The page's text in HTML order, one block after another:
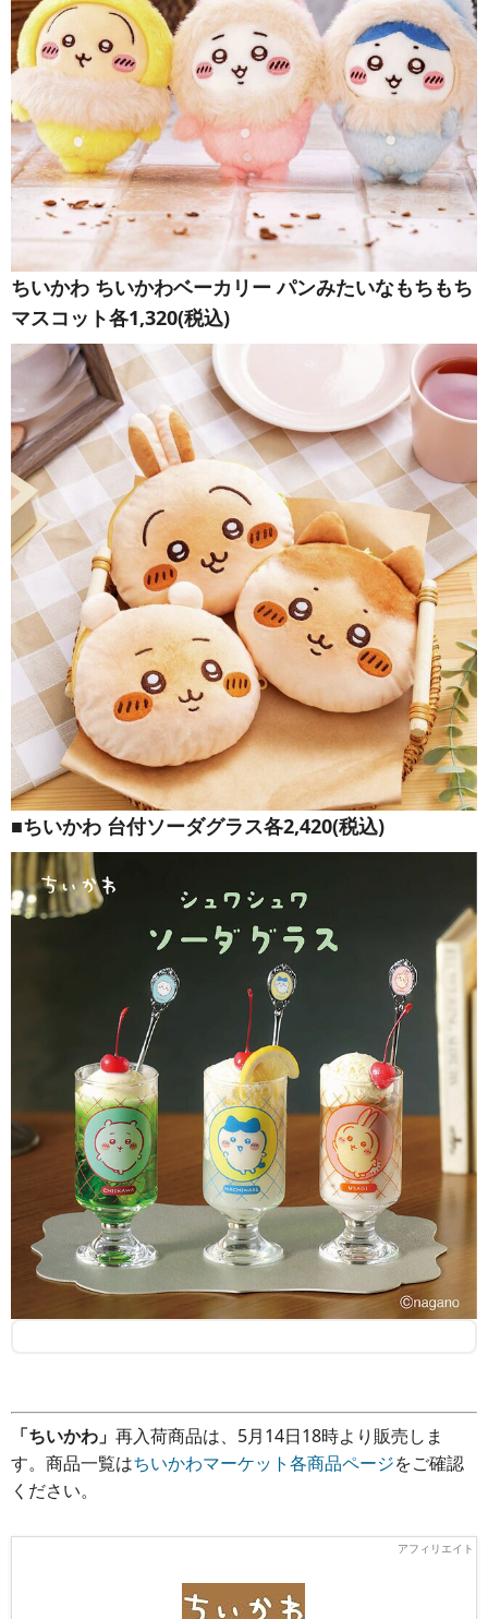
ちいかわ ちいかわベーカリー パンみたいなもちもち
マスコット各1,320(税込)
■ちいかわ 台付ソーダグラス各2,420(税込)
「ちいかわ」 再入荷商品は、5月14日18時より販売しま
す。商品一覧はちいかわマーケット各商品ページをご確認
ください。